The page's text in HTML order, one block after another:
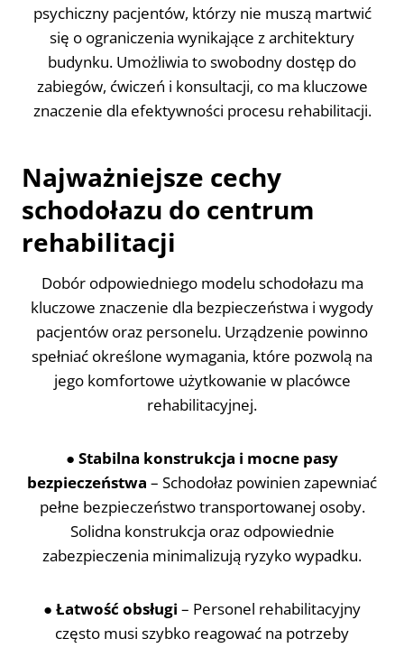
psychiczny pacjentów, którzy nie muszą martwić
się o ograniczenia wynikające z architektury
budynku. Umożliwia to swobodny dostęp do
zabiegów, ćwiczeń i konsultacji, co ma kluczowe
znaczenie dla efektywności procesu rehabilitacji.
Najważniejsze cechy
schodołazu do centrum
rehabilitacji
Dobór odpowiedniego modelu schodołazu ma
kluczowe znaczenie dla bezpieczeństwa i wygody
pacjentów oraz personelu. Urządzenie powinno
spełniać określone wymagania, które pozwolą na
jego komfortowe użytkowanie w placówce
rehabilitacyjnej.
● Stabilna konstrukcja i mocne pasy
bezpieczeństwa – Schodołaz powinien zapewniać
pełne bezpieczeństwo transportowanej osoby.
Solidna konstrukcja oraz odpowiednie
zabezpieczenia minimalizują ryzyko wypadku.
● Łatwość obsługi – Personel rehabilitacyjny
często musi szybko reagować na potrzeby